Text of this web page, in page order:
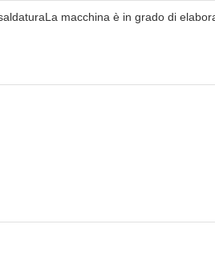
macchina è in grado di